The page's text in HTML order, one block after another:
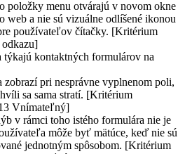
položky menu otvárajú v novom okne
web a nie sú vizuálne odlíšené ikonou
používateľov čítačky. [Kritérium
odkazu]
týkajú kontaktných formulárov na
zobrazí pri nesprávne vyplnenom poli,
sa sama stratí. [Kritérium
Vnímateľný]
v rámci toho istého formulára nie je
môže byť mätúce, keď nie sú
jednotným spôsobom. [Kritérium